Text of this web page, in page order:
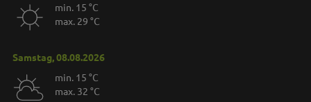
min. 15 °C
max. 29 °C
Samstag, 08.08.2026
min. 15 °C
max. 32 °C